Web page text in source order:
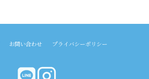
お問い合わせ プライバシーポリシー